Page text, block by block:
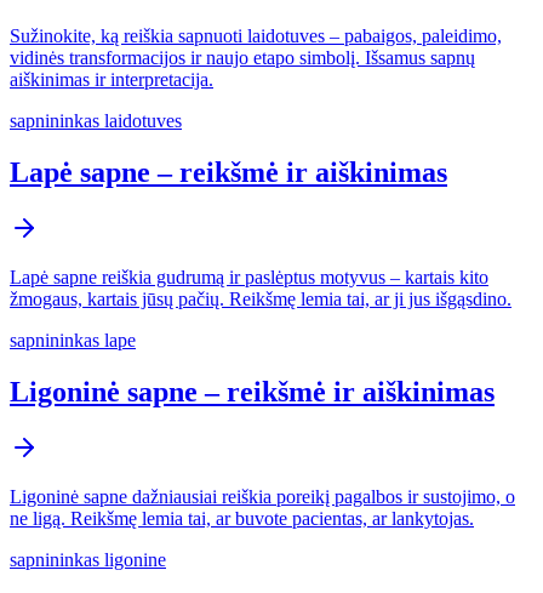
Sužinokite, ką reiškia sapnuoti laidotuves – pabaigos, paleidimo,
vidinės transformacijos ir naujo etapo simbolį. Išsamus sapnų
aiškinimas ir interpretacija.
sapnininkas laidotuves
Lapė sapne – reikšmė ir aiškinimas
Lapė sapne reiškia gudrumą ir paslėptus motyvus – kartais kito
žmogaus, kartais jūsų pačių. Reikšmę lemia tai, ar ji jus išgąsdino.
sapnininkas lape
Ligoninė sapne – reikšmė ir aiškinimas
Ligoninė sapne dažniausiai reiškia poreikį pagalbos ir sustojimo, o
ne ligą. Reikšmę lemia tai, ar buvote pacientas, ar lankytojas.
sapnininkas ligonine